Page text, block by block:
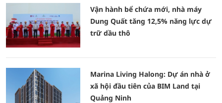
Vận hành bể chứa mới, nhà máy
Dung Quất tăng 12,5% năng lực dự
trữ dầu thô
Marina Living Halong: Dự án nhà ở
xã hội đầu tiên của BIM Land tại
Quảng Ninh